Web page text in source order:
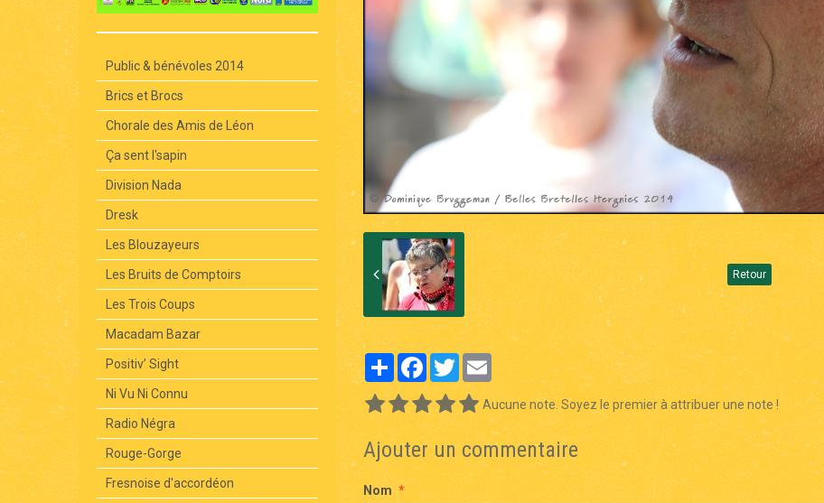
Retour
PartagerFacebook
TwitterEmail
Aucune note. Soyez le premier à attribuer une note !
Ajouter un commentaire
Nom
Public & bénévoles 2014
Brics et Brocs
Chorale des Amis de Léon
Ça sent l'sapin
Division Nada
Dresk
Les Blouzayeurs
Les Bruits de Comptoirs
Les Trois Coups
Macadam Bazar
Positiv’ Sight
Ni Vu Ni Connu
Radio Négra
Rouge-Gorge
Fresnoise d'accordéon